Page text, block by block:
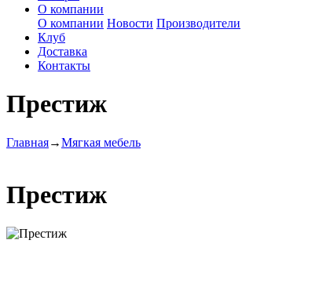
О компании
О компании Новости Производители
Клуб
Доставка
Контакты
Престиж
Главная→Мягкая мебель
Престиж